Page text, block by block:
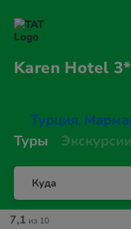
Karen Hotel 3*
Турция,
Туры
Экскурсии
Куда
7,1 из 10